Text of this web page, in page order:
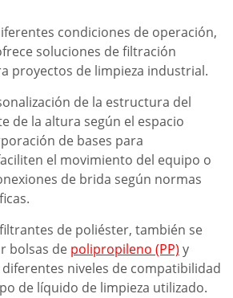
condiciones de operación,
soluciones de filtración
proyectos de limpieza industrial.
de la estructura del
de la altura según el espacio
de bases para
el movimiento del equipo o
de brida según normas
de poliéster, también se
bolsas de polipropileno (PP) y
niveles de compatibilidad
de líquido de limpieza utilizado.